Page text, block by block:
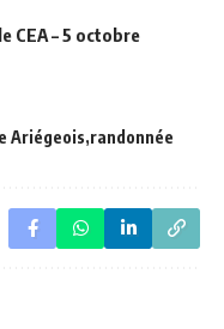
CEA – 5 octobre
Ariégeois randonnée